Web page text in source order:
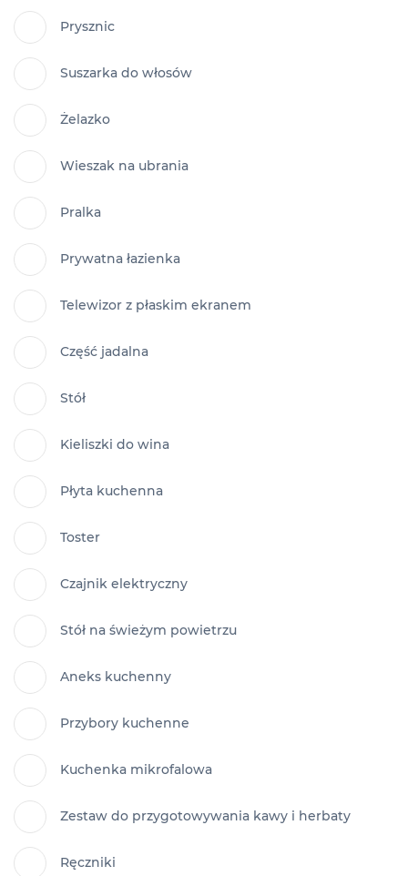
Prysznic
Suszarka do włosów
Żelazko
Wieszak na ubrania
Pralka
Prywatna łazienka
Telewizor z płaskim ekranem
Część jadalna
Stół
Kieliszki do wina
Płyta kuchenna
Toster
Czajnik elektryczny
Stół na świeżym powietrzu
Aneks kuchenny
Przybory kuchenne
Kuchenka mikrofalowa
Zestaw do przygotowywania kawy i herbaty
Ręczniki